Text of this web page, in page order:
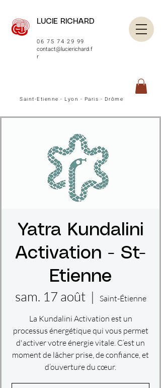
LUCIE RICHARD
06 75 74 29 99
contact@lucierichard.f
r
Saint-Etienne - Lyon - Paris - Drôme
Yatra Kundalini
Activation - St-
Etienne
sam. 17 août
  |
Saint-Étienne
La Kundalini Activation est un
processus énergétique qui vous permet
d'activer votre énergie vitale. C’est un
moment de lâcher prise, de confiance, et
d’ouverture du cœur.